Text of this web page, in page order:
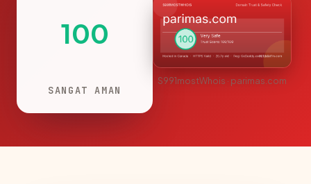
100
SANGAT AMAN
S991mostWhois · parimas.com